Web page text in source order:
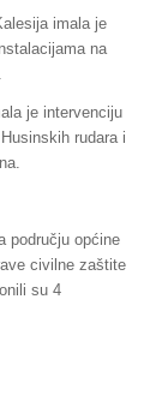
imala je
na
je intervenciju
rudara i
području općine
civilne zaštite
su 4